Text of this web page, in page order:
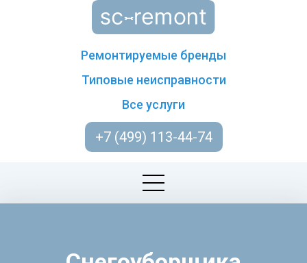
Ремонтируемые бренды
Типовые неисправности
Все услуги
+7 (499) 113-44-74